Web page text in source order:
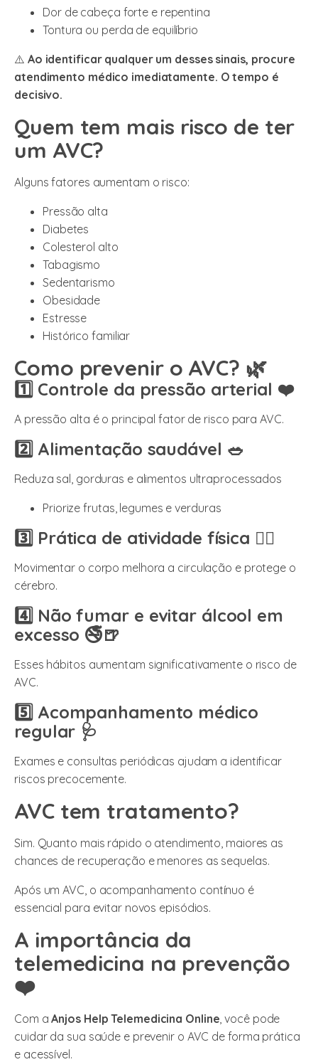
Dor de cabeça forte e repentina
Tontura ou perda de equilíbrio
⚠️ Ao identificar qualquer um desses sinais, procure
atendimento médico imediatamente. O tempo é
decisivo.
Quem tem mais risco de ter
um AVC?
Alguns fatores aumentam o risco:
Pressão alta
Diabetes
Colesterol alto
Tabagismo
Sedentarismo
Obesidade
Estresse
Histórico familiar
Como prevenir o AVC? 🌿
1️⃣ Controle da pressão arterial ❤️
A pressão alta é o principal fator de risco para AVC.
2️⃣ Alimentação saudável 🥗
Reduza sal, gorduras e alimentos ultraprocessados
Priorize frutas, legumes e verduras
3️⃣ Prática de atividade física 🚶‍♀️
Movimentar o corpo melhora a circulação e protege o
cérebro.
4️⃣ Não fumar e evitar álcool em
excesso 🚭🍺
Esses hábitos aumentam significativamente o risco de
AVC.
5️⃣ Acompanhamento médico
regular 🩺
Exames e consultas periódicas ajudam a identificar
riscos precocemente.
AVC tem tratamento?
Sim. Quanto mais rápido o atendimento, maiores as
chances de recuperação e menores as sequelas.
Após um AVC, o acompanhamento contínuo é
essencial para evitar novos episódios.
A importância da
telemedicina na prevenção
❤️
Com aAnjos Help Telemedicina Online, você pode
cuidar da sua saúde e prevenir o AVC de forma prática
e acessível.